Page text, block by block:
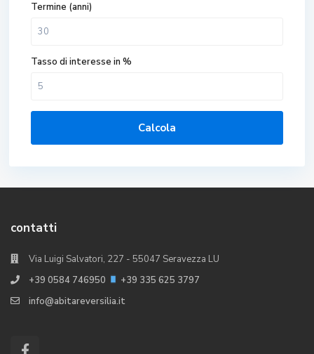
Termine (anni)
Tasso di interesse in %
Calcola
contatti
Via Luigi Salvatori, 227 - 55047 Seravezza LU
+39 0584 746950
+39 335 625 3797
info@abitareversilia.it